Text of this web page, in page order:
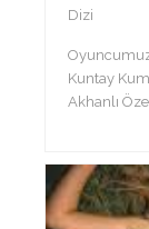
Dizi
Kuntay
Akhanlı